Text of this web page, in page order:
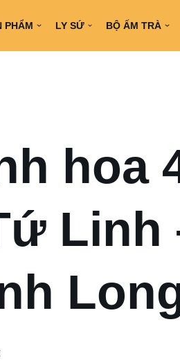
PHẨM LY SỨ BỘ ẤM TRÀ
hoa
Linh